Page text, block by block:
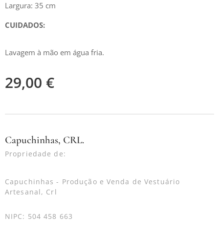
Largura: 35 cm
CUIDADOS:
Lavagem à mão em água fria.
29,00 €
Capuchinhas, CRL.
Propriedade de:
Capuchinhas - Produção e Venda de Vestuário
Artesanal, Crl
NIPC: 504 458 663